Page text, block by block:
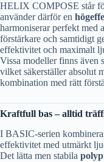
HELIX COMPOSE står
använder därför en
harmoniserar perfekt
förstärkare och samtidigt
effektivitet och maximalt
Vissa modeller finns även
vilket säkerställer absolut
kombination med rätt
Kraftfull bas – alltid
I BASIC-serien
effektivitet med utmärkt
Det lätta men stabila